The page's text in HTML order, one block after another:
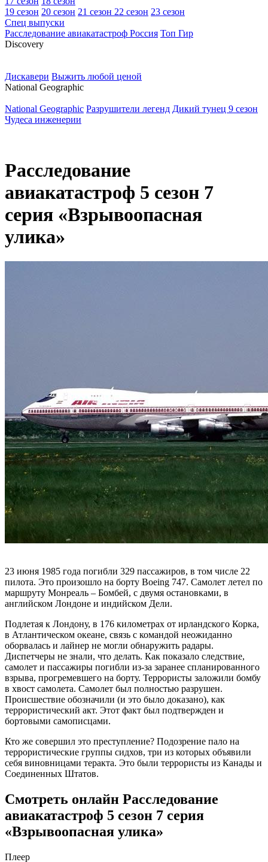
19 сезон 20 сезон 21 сезон 22 сезон 23 сезон
Спец выпуски
Расследование авиакатастроф Россия Топ Гир
Discovery
Дискавери Выжить любой ценой
National Geographic
National Geographic Разрушители легенд Дикий тунец 9 сезон
Чудеса инженерии
Расследование
авиакатастроф 5 сезон 7
серия «Взрывоопасная
улика»
23 июня 1985 года погибли 329 пассажиров, в том числе 22
пилота. Это произошло на борту Boeing 747. Самолет летел по
маршруту Монреаль – Бомбей, с двумя остановками, в
английском Лондоне и индийском Дели.
Подлетая к Лондону, в 176 километрах от ирландского Корка,
в Атлантическом океане, связь с командой неожиданно
оборвалась и лайнер не могли обнаружить радары.
Диспетчеры не знали, что делать. Как показало следствие,
самолет и пассажиры погибли из-за заранее спланированного
взрыва, прогремевшего на борту. Террористы заложили бомбу
в хвост самолета. Самолет был полностью разрушен.
Происшествие обозначили (и это было доказано), как
террористический акт. Этот факт был подтвержден и
бортовыми самописцами.
Кто же совершил это преступление? Подозрение пало на
террористические группы сидхов, три из которых объявили
себя виновницами теракта. Это были террористы из Канады и
Соединенных Штатов.
Смотреть онлайн Расследование
авиакатастроф 5 сезон 7 серия
«Взрывоопасная улика»
Плеер